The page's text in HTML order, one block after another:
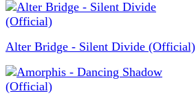
Alter Bridge - Silent Divide (Official)